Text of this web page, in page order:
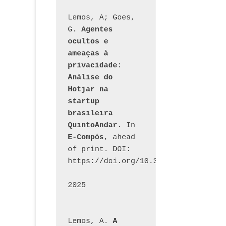
Lemos, A; Goes,
G. Agentes
ocultos e
ameaças à
privacidade:
Análise do
Hotjar na
startup
brasileira
QuintoAndar
E-Compós, ahead
of print. DOI:
https://doi.org/10.30962/ecomps.3231
2025
Lemos, A. A